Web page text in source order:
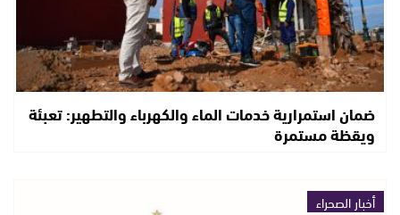
ضمان استمرارية خدمات الماء والكهرباء والتطهير: تعبئة
ويقظة مستمرة
أخبار الصحراء